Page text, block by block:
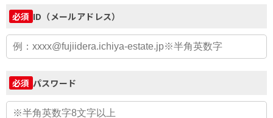
必須 ID（メールアドレス）
必須 パスワード